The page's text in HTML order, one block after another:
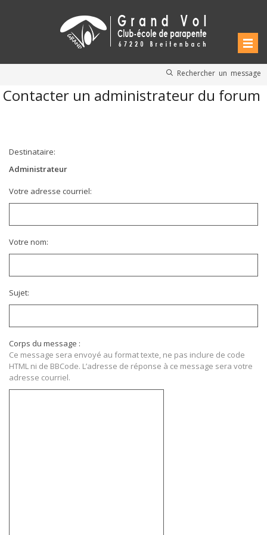
Rechercher un message
Contacter un administrateur du forum
Destinataire:
Administrateur
Votre adresse courriel:
Votre nom:
Sujet:
Corps du message :
Ce message sera envoyé au format texte, ne pas inclure de code
HTML ni de BBCode. L’adresse de réponse à ce message sera votre
adresse courriel.